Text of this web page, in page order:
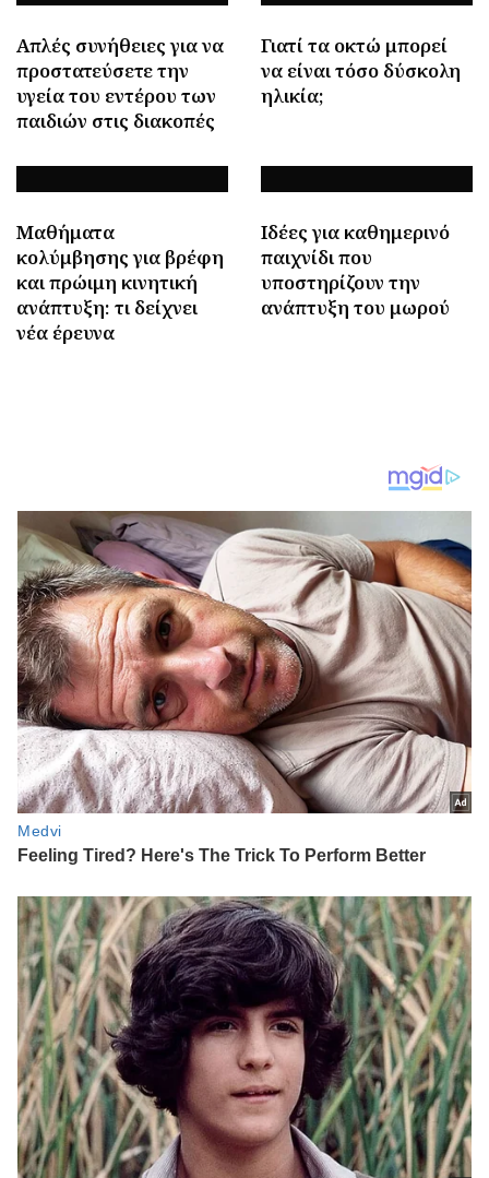
Απλές συνήθειες για να
προστατεύσετε την
υγεία του εντέρου των
παιδιών στις διακοπές
Γιατί τα οκτώ μπορεί
να είναι τόσο δύσκολη
ηλικία;
Μαθήματα
κολύμβησης για βρέφη
και πρώιμη κινητική
ανάπτυξη: τι δείχνει
νέα έρευνα
Ιδέες για καθημερινό
παιχνίδι που
υποστηρίζουν την
ανάπτυξη του μωρού